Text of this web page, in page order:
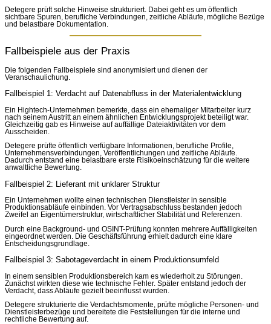
Detegere prüft solche Hinweise strukturiert. Dabei geht es um öffentlich
sichtbare Spuren, berufliche Verbindungen, zeitliche Abläufe, mögliche Bezüge
und belastbare Dokumentation.
Fallbeispiele aus der Praxis
Die folgenden Fallbeispiele sind anonymisiert und dienen der
Veranschaulichung.
Fallbeispiel 1: Verdacht auf Datenabfluss in der Materialentwicklung
Ein Hightech-Unternehmen bemerkte, dass ein ehemaliger Mitarbeiter kurz
nach seinem Austritt an einem ähnlichen Entwicklungsprojekt beteiligt war.
Gleichzeitig gab es Hinweise auf auffällige Dateiaktivitäten vor dem
Ausscheiden.
Detegere prüfte öffentlich verfügbare Informationen, berufliche Profile,
Unternehmensverbindungen, Veröffentlichungen und zeitliche Abläufe.
Dadurch entstand eine belastbare erste Risikoeinschätzung für die weitere
anwaltliche Bewertung.
Fallbeispiel 2: Lieferant mit unklarer Struktur
Ein Unternehmen wollte einen technischen Dienstleister in sensible
Produktionsabläufe einbinden. Vor Vertragsabschluss bestanden jedoch
Zweifel an Eigentümerstruktur, wirtschaftlicher Stabilität und Referenzen.
Durch eine Background- und OSINT-Prüfung konnten mehrere Auffälligkeiten
eingeordnet werden. Die Geschäftsführung erhielt dadurch eine klare
Entscheidungsgrundlage.
Fallbeispiel 3: Sabotageverdacht in einem Produktionsumfeld
In einem sensiblen Produktionsbereich kam es wiederholt zu Störungen.
Zunächst wirkten diese wie technische Fehler. Später entstand jedoch der
Verdacht, dass Abläufe gezielt beeinflusst wurden.
Detegere strukturierte die Verdachtsmomente, prüfte mögliche Personen- und
Dienstleisterbezüge und bereitete die Feststellungen für die interne und
rechtliche Bewertung auf.